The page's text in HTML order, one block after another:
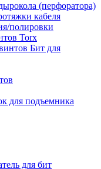
(перфоратора)
кабеля
полировки
Torx
Бит для
для подъемника
для бит